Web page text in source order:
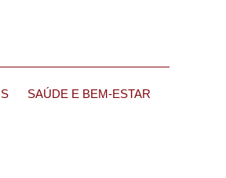
SAÚDE E BEM-ESTAR